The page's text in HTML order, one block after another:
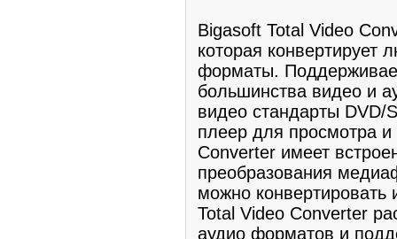
Bigasoft Total Video
которая
форматы.
большинства видео и
видео стандарты DVD/
плеер для просмотра
Converter имеет
преобразования
можно конвертировать
Total Video Converter
аудио форматов и